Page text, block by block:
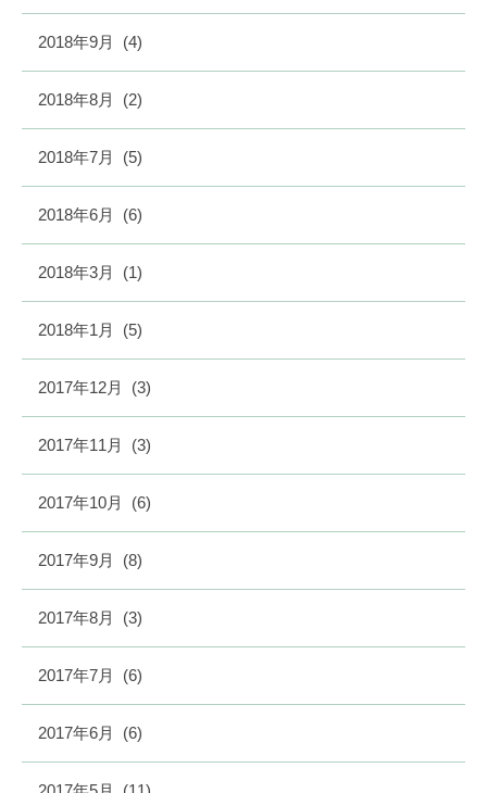
2018年9月 (4)
2018年8月 (2)
2018年7月 (5)
2018年6月 (6)
2018年3月 (1)
2018年1月 (5)
2017年12月 (3)
2017年11月 (3)
2017年10月 (6)
2017年9月 (8)
2017年8月 (3)
2017年7月 (6)
2017年6月 (6)